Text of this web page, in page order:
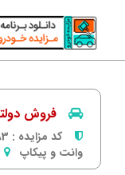
فروش
کد مزایده :
وانت و پیکاپ